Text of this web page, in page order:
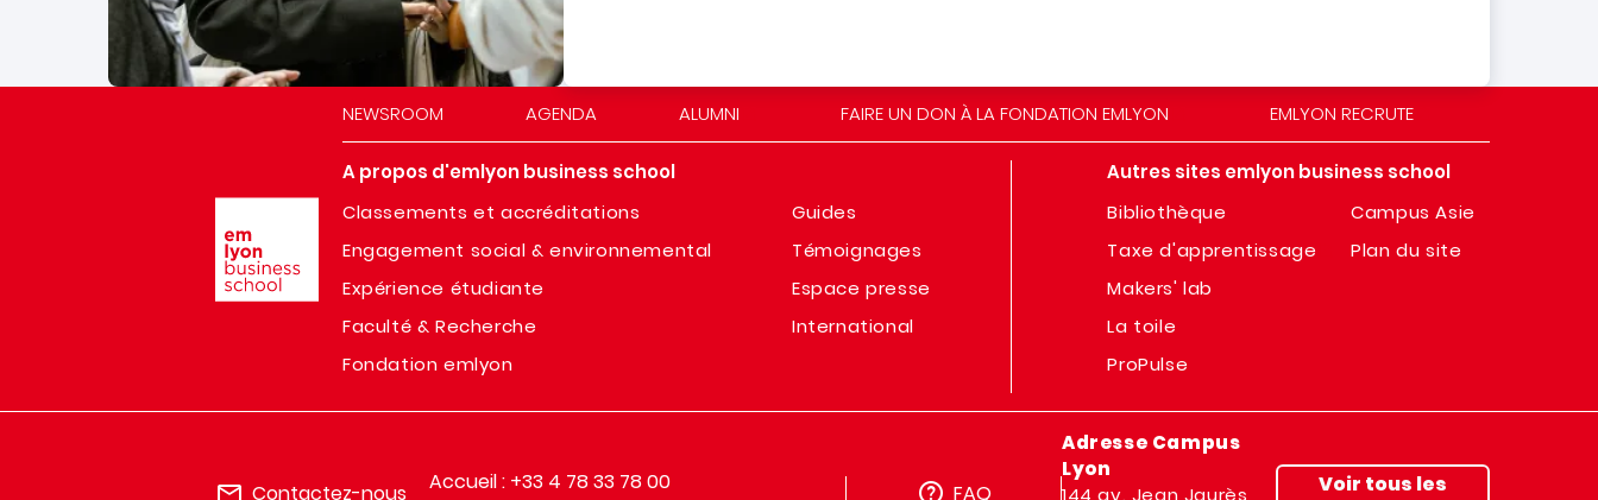
NEWSROOM AGENDA ALUMNI FAIRE UN DON À LA FONDATION EMLYON EMLYON RECRUTE
A propos d'emlyon business school
Classements et accréditations
Engagement social & environnemental
Expérience étudiante
Faculté & Recherche
Fondation emlyon
Guides
Témoignages
Espace presse
International
Autres sites emlyon business school
Bibliothèque
Taxe d'apprentissage
Makers' lab
La toile
ProPulse
Campus Asie
Plan du site
Contactez-nous
Accueil : +33 4 78 33 78 00
FAQ
Adresse Campus
Lyon
144 av. Jean Jaurès,
Voir tous les